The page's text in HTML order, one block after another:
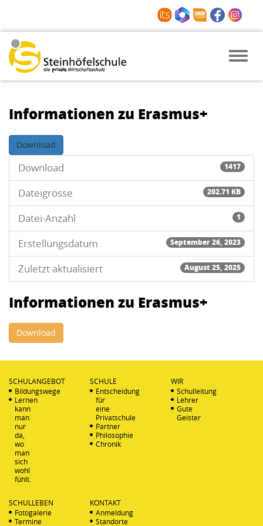
Toggle
Informationen zu Erasmus+
Download
Download 1417
Dateigrösse 202.71 KB
Datei-Anzahl 1
Erstellungsdatum September 26, 2023
Zuletzt aktualisiert August 25, 2025
Informationen zu Erasmus+
Download
SCHULANGEBOT
Bildungswege
Lernen
kann
man
nur
da,
wo
man
sich
wohl
fühlt.
SCHULE
Entscheidung
für
eine
Privatschule
Partner
Philosophie
Chronik
WIR
Schulleitung
Lehrer
Gute
Geister
SCHULLEBEN
Fotogalerie
Termine
KONTAKT
Anmeldung
Standorte